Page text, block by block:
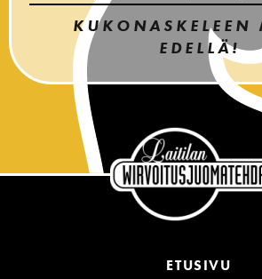
KUKONASKELEEN
EDELLÄ!
ETUSIVU